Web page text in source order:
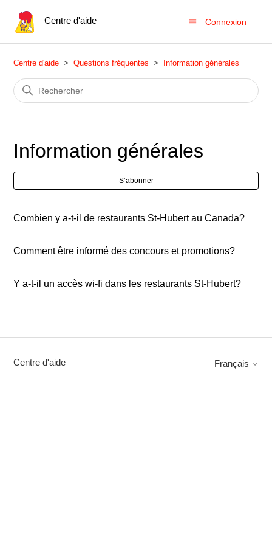
Centre d'aide Connexion
Centre d'aide Questions fréquentes Information générales
Information générales
S’abonner
Combien y a-t-il de restaurants St-Hubert au Canada?
Comment être informé des concours et promotions?
Y a-t-il un accès wi-fi dans les restaurants St-Hubert?
Centre d'aide Français